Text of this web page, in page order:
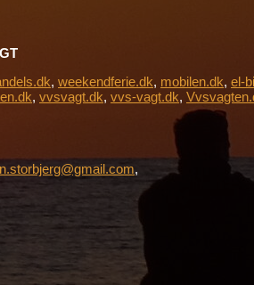
, weekendferie.dk, mobilen.dk, el-
, vvsvagt.dk, vvs-vagt.dk,
,